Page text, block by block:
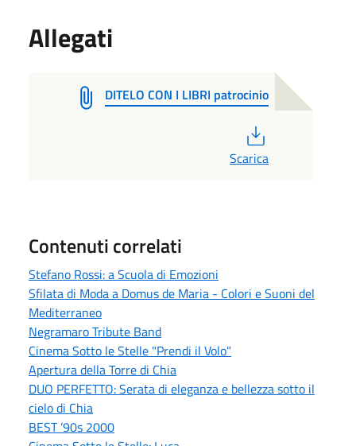
Allegati
DITELO CON I LIBRI patrocinio
Scarica
Contenuti correlati
Stefano Rossi: a Scuola di Emozioni
Sfilata di Moda a Domus de Maria - Colori e Suoni del
Mediterraneo
Negramaro Tribute Band
Cinema Sotto le Stelle "Prendi il Volo"
Apertura della Torre di Chia
DUO PERFETTO: Serata di eleganza e bellezza sotto il
cielo di Chia
BEST ’90s 2000